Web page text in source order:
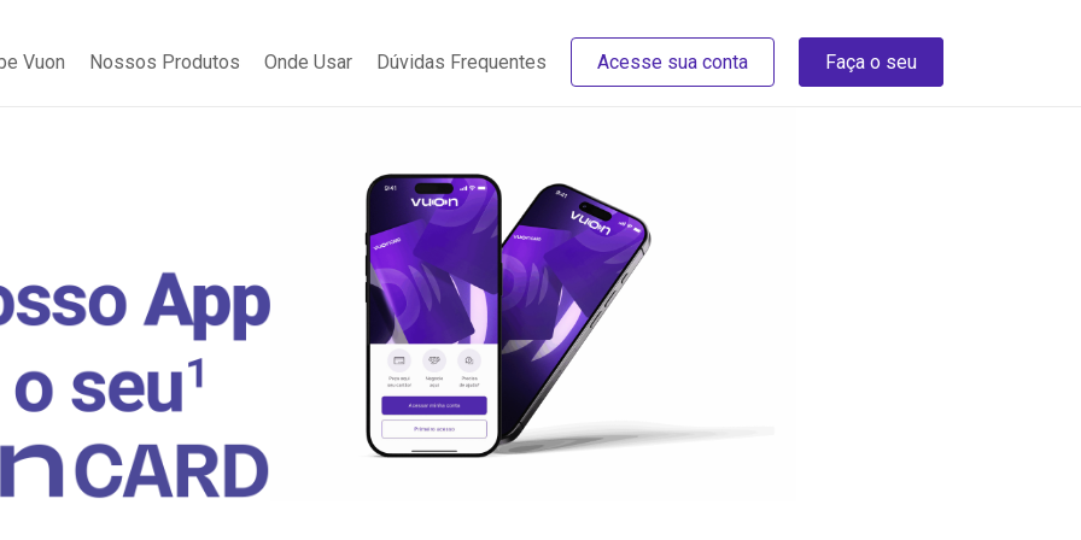
Vuon Nossos Produtos Onde Usar Dúvidas Frequentes Acesse sua conta Faça o seu